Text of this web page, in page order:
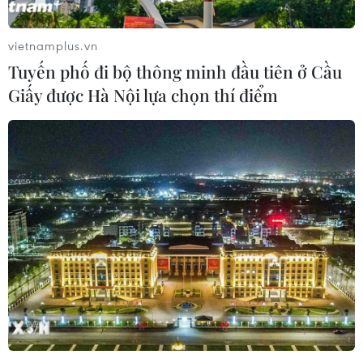
Nam tại Hàn Quốc
26/07/2026 14:59
cho người Việt trẻ
25/07/2026 13:59
Giữ lửa văn hóa Việt và lan
tỏa tinh thần "tương thân
tương ái" tại Nhật Bản
25/07/2026 13:21
Trại Hè Việt Nam: Kết nối
cộng đồng người Việt Nam
ở nước ngoài với quê
hương
24/07/2026 15:01
vietnamplus.vn
Tuyến phố đi bộ thông minh đầu tiên ở Cầu
Giấy được Hà Nội lựa chọn thí điểm